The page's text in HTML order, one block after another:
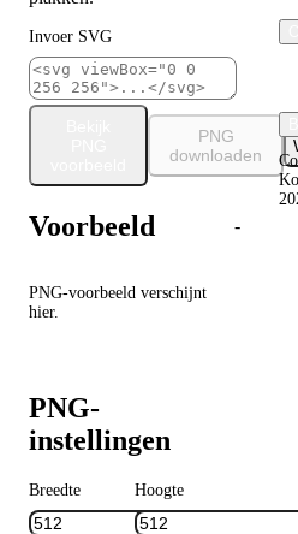
Invoer SVG
PNG
downloaden
Voorbeeld -
PNG-voorbeeld verschijnt
hier.
PNG-
instellingen
Breedte Hoogte